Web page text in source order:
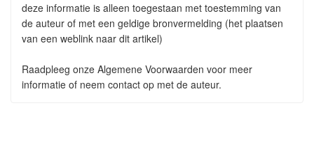
deze informatie is alleen toegestaan met toestemming van
de auteur of met een geldige bronvermelding (het plaatsen
van een weblink naar dit artikel)
Raadpleeg onze Algemene Voorwaarden voor meer
informatie of neem contact op met de auteur.